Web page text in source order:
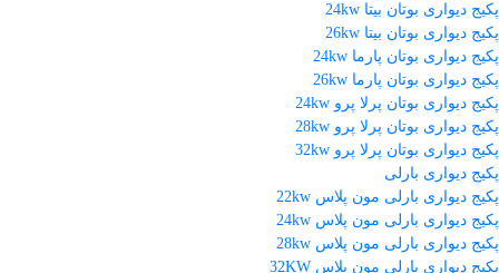
پکیج دیواری بوتان بیتا 24kw
پکیج دیواری بوتان بیتا 26kw
پکیج دیواری بوتان پارما 24kw
پکیج دیواری بوتان پارما 26kw
پکیج دیواری بوتان پرلا پرو 24kw
پکیج دیواری بوتان پرلا پرو 28kw
پکیج دیواری بوتان پرلا پرو 32kw
پکیج دیواری بارلی
پکیج دیواری بارلی مون پلاس 22kw
پکیج دیواری بارلی مون پلاس 24kw
پکیج دیواری بارلی مون پلاس 28kw
پکیج دیواری بارلی مون پلاس 32KW